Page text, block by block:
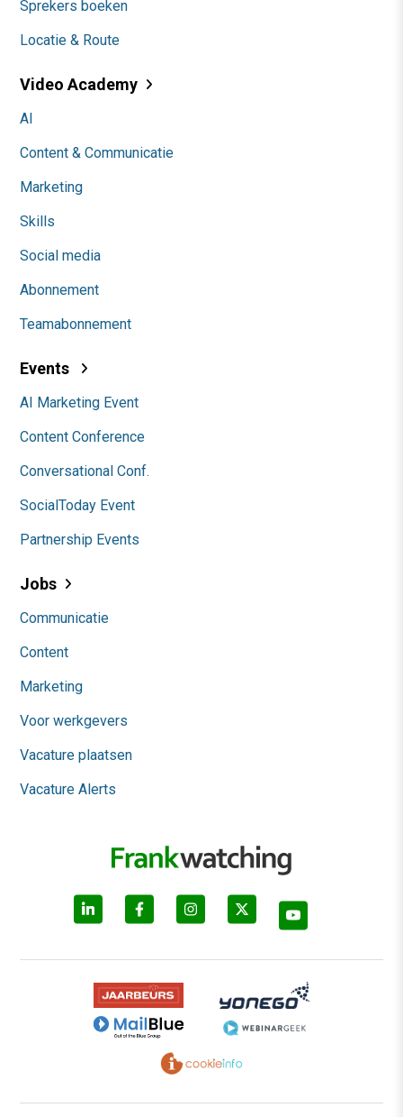
Sprekers boeken
Locatie & Route
Video Academy
AI
Content & Communicatie
Marketing
Skills
Social media
Abonnement
Teamabonnement
Events
AI Marketing Event
Content Conference
Conversational Conf.
SocialToday Event
Partnership Events
Jobs
Communicatie
Content
Marketing
Voor werkgevers
Vacature plaatsen
Vacature Alerts